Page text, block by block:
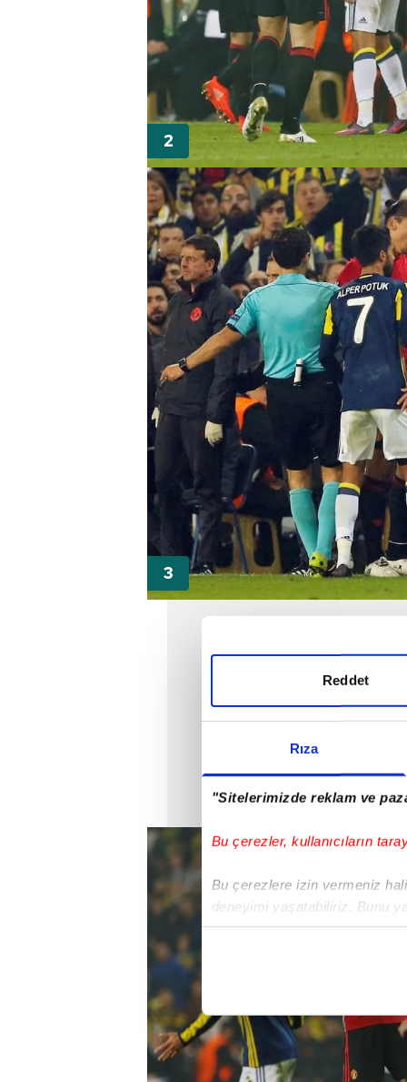
Rıza
"Sitelerimizde reklam ve
Bu çerezler, kullanıcıların
Bu çerezlere izin vermeniz
deneyimi yaşatabiliriz. Bunu
içerikleri sunabilmek adına
Sizlere daha iyi bir hizmet
çerezler vasıtasıyla çeşitli
Reddet